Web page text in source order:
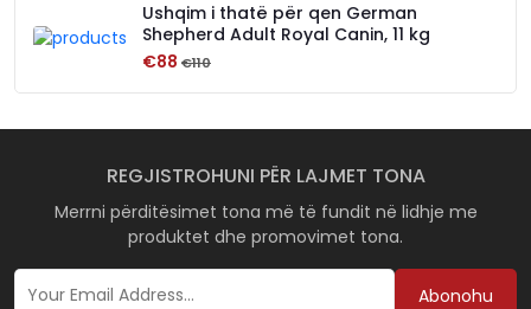
Ushqim i thatë për qen German
Shepherd Adult Royal Canin, 11 kg
€88 €110
REGJISTROHUNI PËR LAJMET TONA
Merrni përditësimet tona më të fundit në lidhje me
produktet dhe promovimet tona.
Abonohu